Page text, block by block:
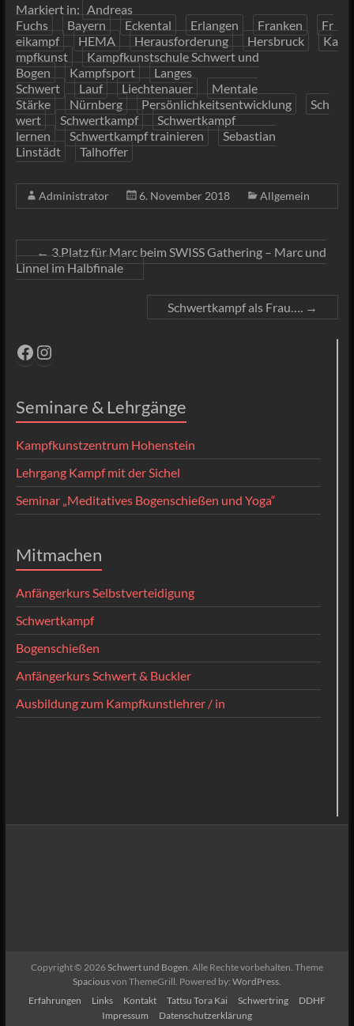
Markiert in: Andreas
Fuchs
Bayern Eckental Erlangen Franken
Fr
eikampf
HEMA Herausforderung Hersbruck
Ka
mpfkunst
Kampfkunstschule Schwert und
Bogen
Kampfsport
Langes
Schwert
Lauf Liechtenauer
Mentale
Stärke
Nürnberg Persönlichkeitsentwicklung
Sch
wert
Schwertkampf
Schwertkampf
lernen
Schwertkampf trainieren
Sebastian
Linstädt
Talhoffer
Administrator 6. November 2018 Allgemein
← 3.Platz für Marc beim SWISS Gathering – Marc und
Linnel im Halbfinale
Schwertkampf als Frau…. →
Facebook
Instagram
Seminare & Lehrgänge
Kampfkunstzentrum Hohenstein
Lehrgang Kampf mit der Sichel
Seminar „Meditatives Bogenschießen und Yoga“
Mitmachen
Anfängerkurs Selbstverteidigung
Schwertkampf
Bogenschießen
Anfängerkurs Schwert & Buckler
Ausbildung zum Kampfkunstlehrer / in
Copyright © 2026Schwert und Bogen . Alle Rechte vorbehalten. Theme
Spaciousvon ThemeGrill. Powered by: WordPress.
Erfahrungen
Links Kontakt Tattsu Tora Kai Schwertring
DDHF
Impressum
Datenschutzerklärung